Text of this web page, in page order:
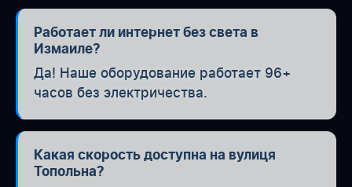
Работает ли интернет без света в
Измаиле?
Да! Наше оборудование работает 96+
часов без электричества.
Какая скорость доступна на вулиця
Топольна?